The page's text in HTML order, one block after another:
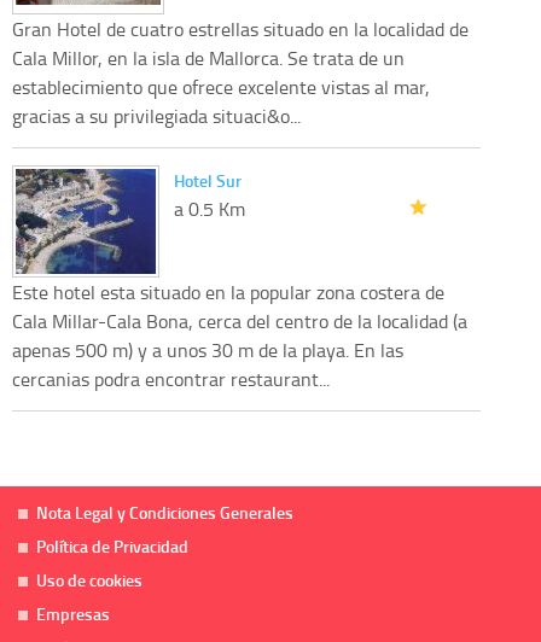
Gran Hotel de cuatro estrellas situado en la localidad de
Cala Millor, en la isla de Mallorca. Se trata de un
establecimiento que ofrece excelente vistas al mar,
gracias a su privilegiada situaci&o...
Hotel Sur
a 0.5 Km
Este hotel esta situado en la popular zona costera de
Cala Millar-Cala Bona, cerca del centro de la localidad (a
apenas 500 m) y a unos 30 m de la playa. En las
cercanias podra encontrar restaurant...
Nota Legal y Condiciones Generales
Política de Privacidad
Uso de cookies
Empresas